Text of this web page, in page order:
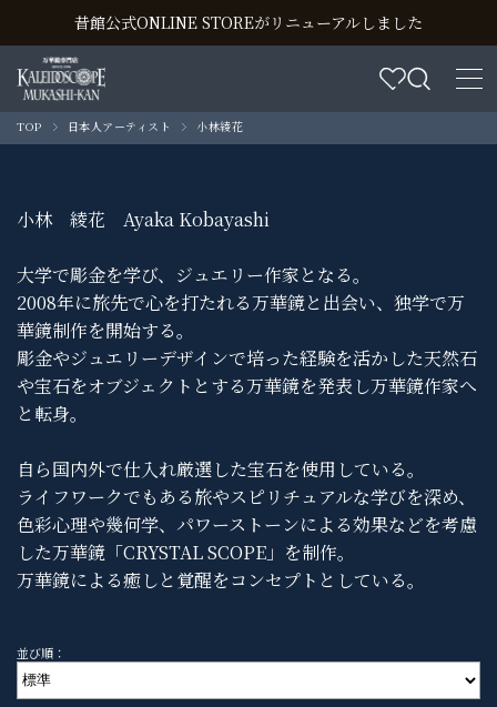
昔館公式ONLINE STOREがリニューアルしました
TOP 日本人アーティスト 小林綾花
小林 綾花 Ayaka Kobayashi
大学で彫金を学び、ジュエリー作家となる。
2008年に旅先で心を打たれる万華鏡と出会い、独学で万
華鏡制作を開始する。
彫金やジュエリーデザインで培った経験を活かした天然石
や宝石をオブジェクトとする万華鏡を発表し万華鏡作家へ
と転身。
自ら国内外で仕入れ厳選した宝石を使用している。
ライフワークでもある旅やスピリチュアルな学びを深め、
色彩心理や幾何学、パワーストーンによる効果などを考慮
した万華鏡「CRYSTAL SCOPE」を制作。
万華鏡による癒しと覚醒をコンセプトとしている。
並び順：